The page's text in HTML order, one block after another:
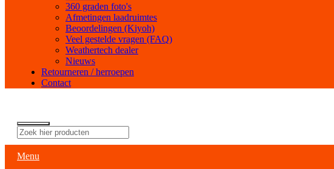
360 graden foto's
Afmetingen laadruimtes
Beoordelingen (Kiyoh)
Veel gestelde vragen (FAQ)
Weathertech dealer
Nieuws
Retourneren / herroepen
Contact
Menu